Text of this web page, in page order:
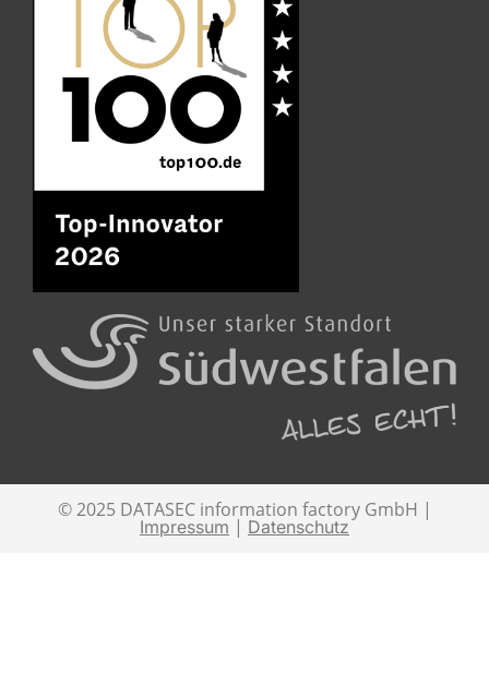
© 2025 DATASEC information factory GmbH |
Impressum | Datenschutz